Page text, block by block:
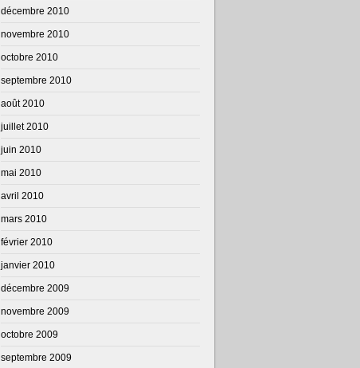
décembre 2010
novembre 2010
octobre 2010
septembre 2010
août 2010
juillet 2010
juin 2010
mai 2010
avril 2010
mars 2010
février 2010
janvier 2010
décembre 2009
novembre 2009
octobre 2009
septembre 2009